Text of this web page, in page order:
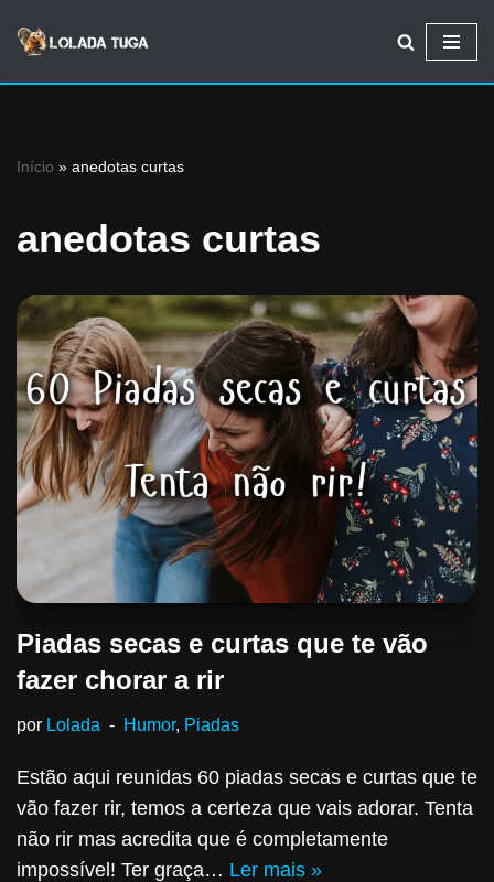
Avançar
Início » anedotas curtas
anedotas curtas
Piadas secas e curtas que te vão
fazer chorar a rir
por Lolada Humor, Piadas
Estão aqui reunidas 60 piadas secas e curtas que te
vão fazer rir, temos a certeza que vais adorar. Tenta
não rir mas acredita que é completamente
impossível! Ter graça… Ler mais »